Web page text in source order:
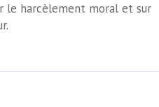
le harcèlement moral et sur